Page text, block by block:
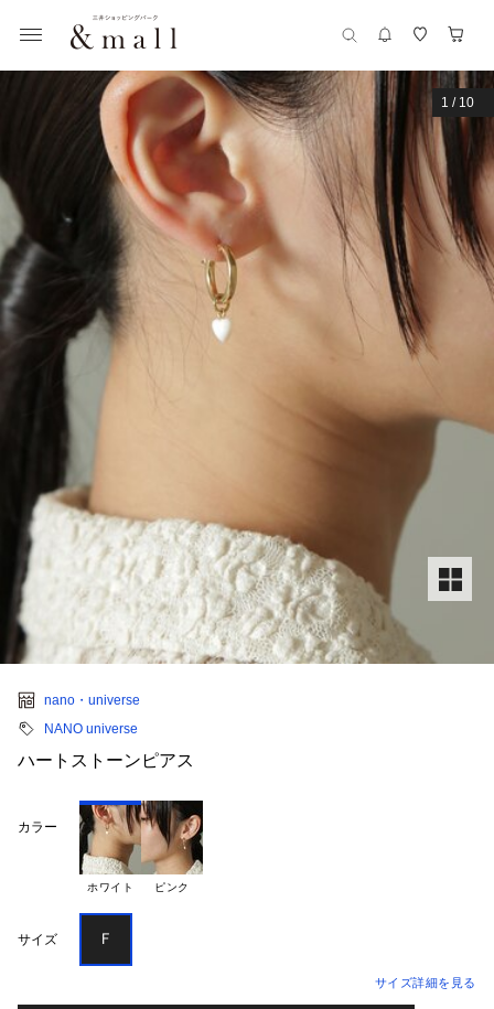
1 / 10
nano・universe
NANO universe
ハートストーンピアス
カラー
ホワイト ピンク
サイズ Ｆ
サイズ詳細を見る